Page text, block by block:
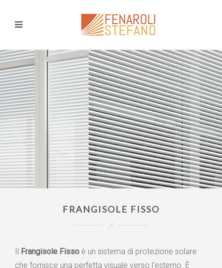
FRANGISOLE FISSO
Il Frangisole Fisso è un sistema di protezione solare
che fornisce una perfetta visuale verso l'esterno. È